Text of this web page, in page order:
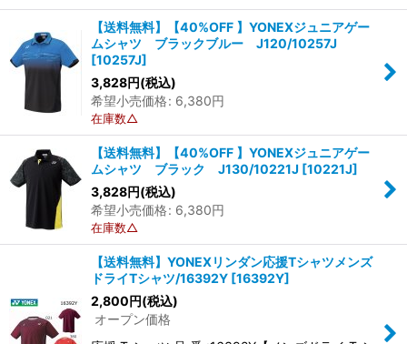
【送料無料】【40%OFF 】YONEXジュニアゲー
ムシャツ ブラックブルー J120/10257J
[10257J]
3,828円(税込)
希望小売価格: 6,380円
在庫数△
【送料無料】【40%OFF 】YONEXジュニアゲー
ムシャツ ブラック J130/10221J [10221J]
3,828円(税込)
希望小売価格: 6,380円
在庫数△
【送料無料】YONEXリンダン応援Tシャツメンズ
ドライTシャツ/16392Y [16392Y]
2,800円(税込)
オープン価格